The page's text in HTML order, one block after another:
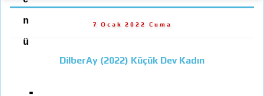
n
ü
7 Ocak 2022 Cuma
DilberAy (2022) Küçük Dev Kadın